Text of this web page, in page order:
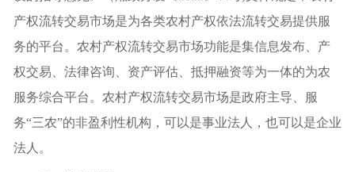
产权流转交易市场是为各类农村产权依法流转交易提供服
务的平台。农村产权流转交易市场功能是集信息发布、产
权交易、法律咨询、资产评估、抵押融资等为一体的为农
服务综合平台。农村产权流转交易市场是政府主导、服
务“三农”的非盈利性机构，可以是事业法人，也可以是企业
法人。